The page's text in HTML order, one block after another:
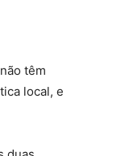
têm
local, e